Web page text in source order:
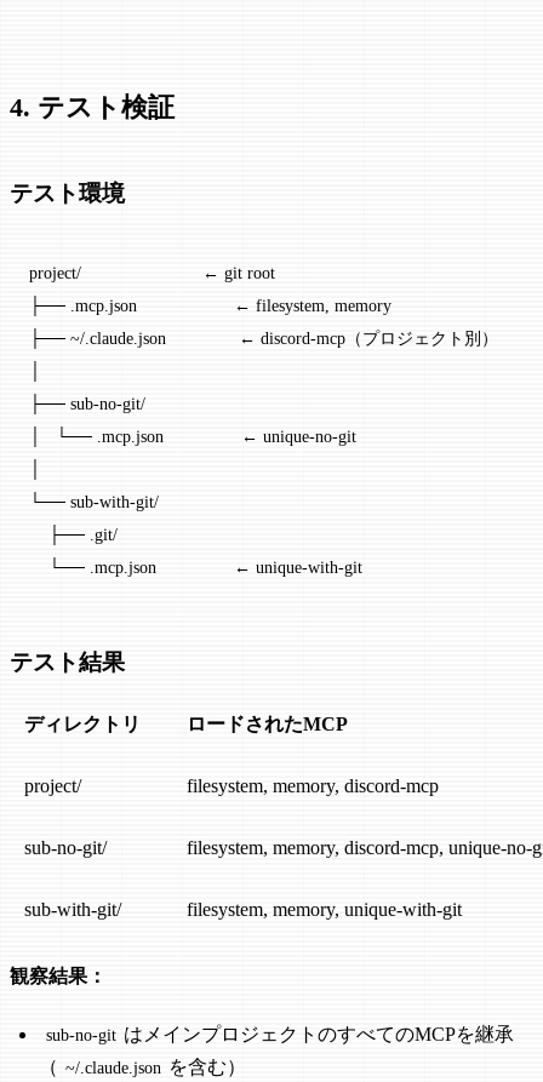
4. テスト検証
テスト環境
project/                         ← git root
├── .mcp.json                    ← filesystem, memory
├── ~/.claude.json               ← discord-mcp（プロジェクト別）
├── sub-no-git/
│   └── .mcp.json                ← unique-no-git
└── sub-with-git/
    ├── .git/
    └── .mcp.json                ← unique-with-git
テスト結果
ディレクトリ ロードされたMCP
project/ filesystem, memory, discord-mcp
sub-no-git/ filesystem, memory, discord-mcp, unique-no-
sub-with-git/ filesystem, memory, unique-with-git
観察結果：
sub-no-git はメインプロジェクトのすべてのMCPを継承
（ ~/.claude.json を含む）